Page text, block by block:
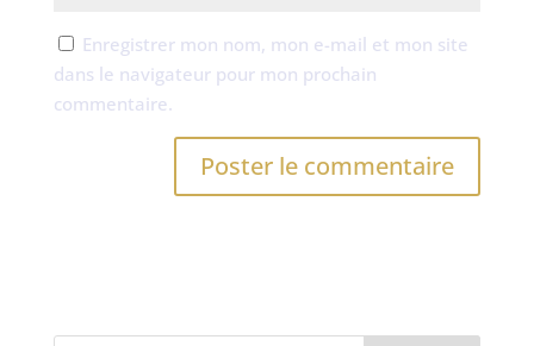
Enregistrer mon nom, mon e-mail et mon site
dans le navigateur pour mon prochain
commentaire.
r